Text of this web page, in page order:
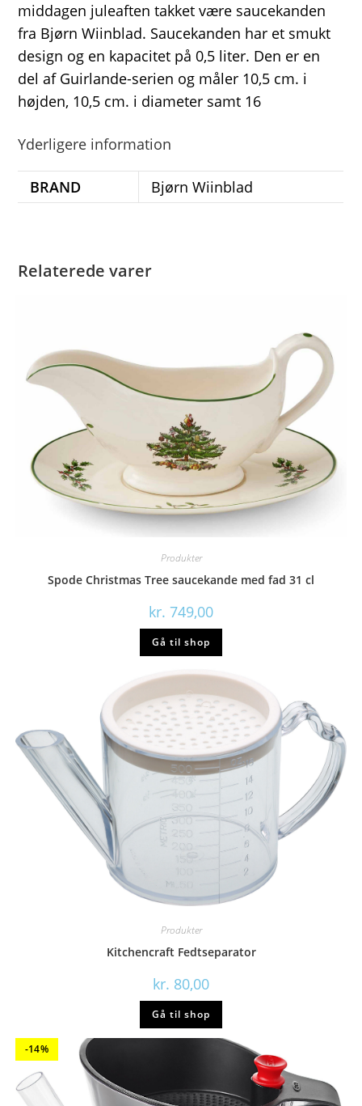
middagen juleaften takket være saucekanden
fra Bjørn Wiinblad. Saucekanden har et smukt
design og en kapacitet på 0,5 liter. Den er en
del af Guirlande-serien og måler 10,5 cm. i
højden, 10,5 cm. i diameter samt 16
Yderligere information
BRAND Bjørn Wiinblad
Relaterede varer
Produkter
Spode Christmas Tree saucekande med fad 31 cl
kr. 749,00
Gå til shop
Produkter
Kitchencraft Fedtseparator
kr. 80,00
Gå til shop
-14%